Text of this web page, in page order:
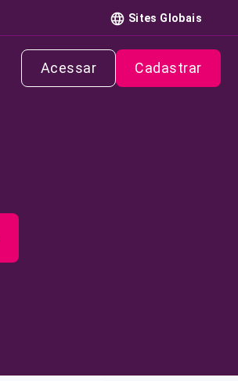
Sites Globais
Acessar Cadastrar